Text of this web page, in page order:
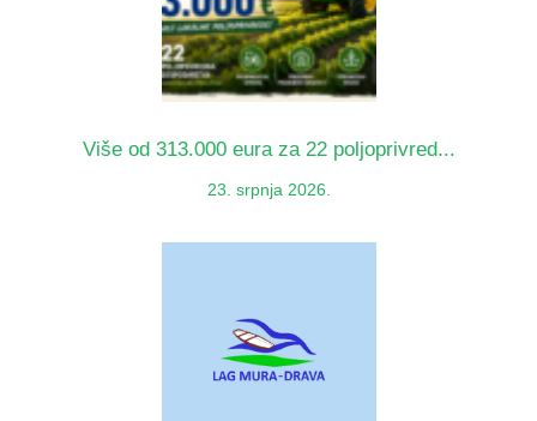
Više od 313.000 eura za 22 poljoprivred...
23. srpnja 2026.